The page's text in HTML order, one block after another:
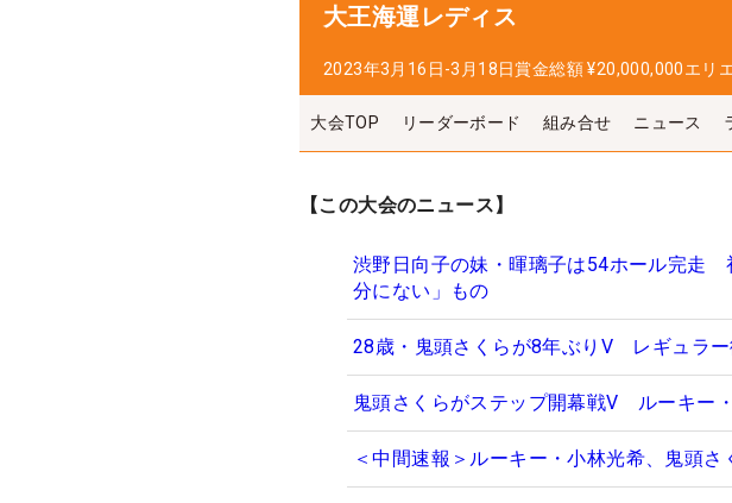
大王海運レディス
2023年3月16日-3月18日賞金総額 ¥20,000,000エリ
大会TOP リーダーボード 組み合せ ニュース
【この大会のニュース】
渋野日向子の妹・暉璃子は54ホール完走
分にない」もの
28歳・鬼頭さくらが8年ぶりV レギュラー
鬼頭さくらがステップ開幕戦V ルーキー
＜中間速報＞ルーキー・小林光希、鬼頭